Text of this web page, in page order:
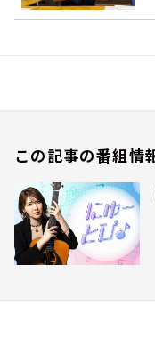
この記事の番組情